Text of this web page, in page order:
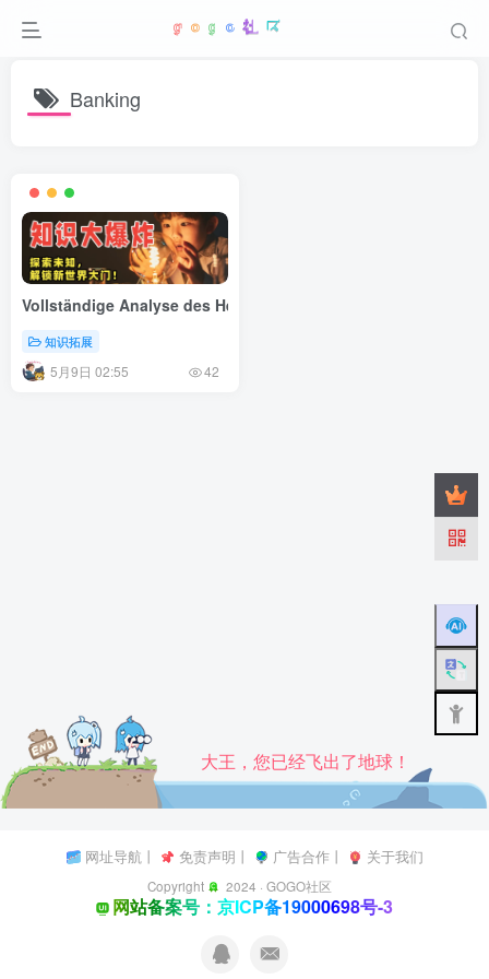
Banking
Vollständige Analyse des Herstellungsprozesses von
知识拓展
5月9日 02:55 42
大王，您已经飞出了地球！
网址导航 丨 免责声明 丨 广告合作丨 关于我们
Copyright 2024 ·GOGO社区
网站备案号：京ICP备19000698号-3